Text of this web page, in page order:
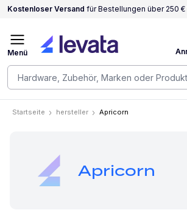
Kostenloser Versand für Bestellungen über 250 €
Menü
Startseite hersteller Apricorn
Apricorn